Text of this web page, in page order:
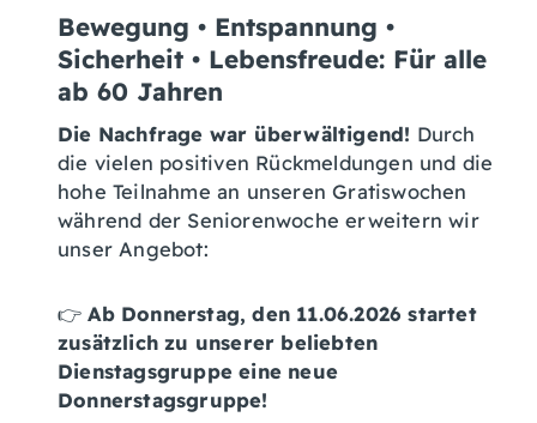
Bewegung • Entspannung •
Sicherheit • Lebensfreude: Für alle
ab 60 Jahren
Die Nachfrage war überwältigend! Durch
die vielen positiven Rückmeldungen und die
hohe Teilnahme an unseren Gratiswochen
während der Seniorenwoche erweitern wir
unser Angebot:
👉Ab Donnerstag, den 11.06.2026 startet
zusätzlich zu unserer beliebten
Dienstagsgruppe eine neue
Donnerstagsgruppe!